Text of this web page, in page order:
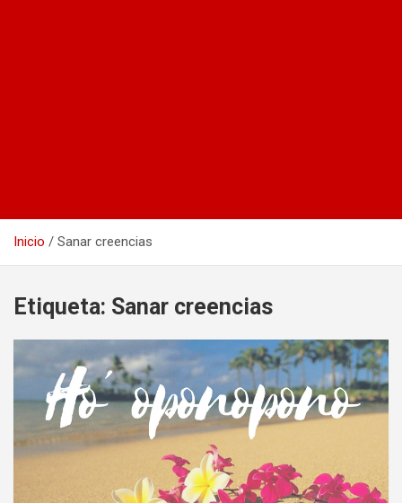
Inicio Sanar creencias
Etiqueta: Sanar creencias